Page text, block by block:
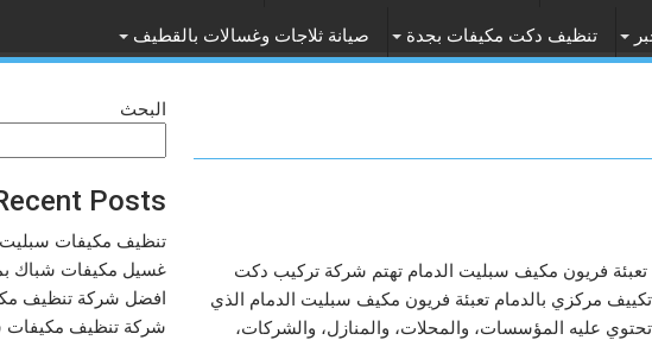
تنظيف دكت مكيفات بجدة صيانة ثلاجات وغسالات بالقطيف
تعبئة فريون مكيف سبليت الدمام تهتم شركة تركیب دكت
تكییف مركزي بالدمام تعبئة فريون مكيف سبليت الدمام الذي
تحتوي عليه المؤسسات، والمحلات، والمنازل، والشركات،
البحث
Posts
تنظيف مكيفات سبليت مكة
غسيل مكيفات شباك بمكة
افضل شركة تنظيف مكيفات
شركة تنظيف مكيفات